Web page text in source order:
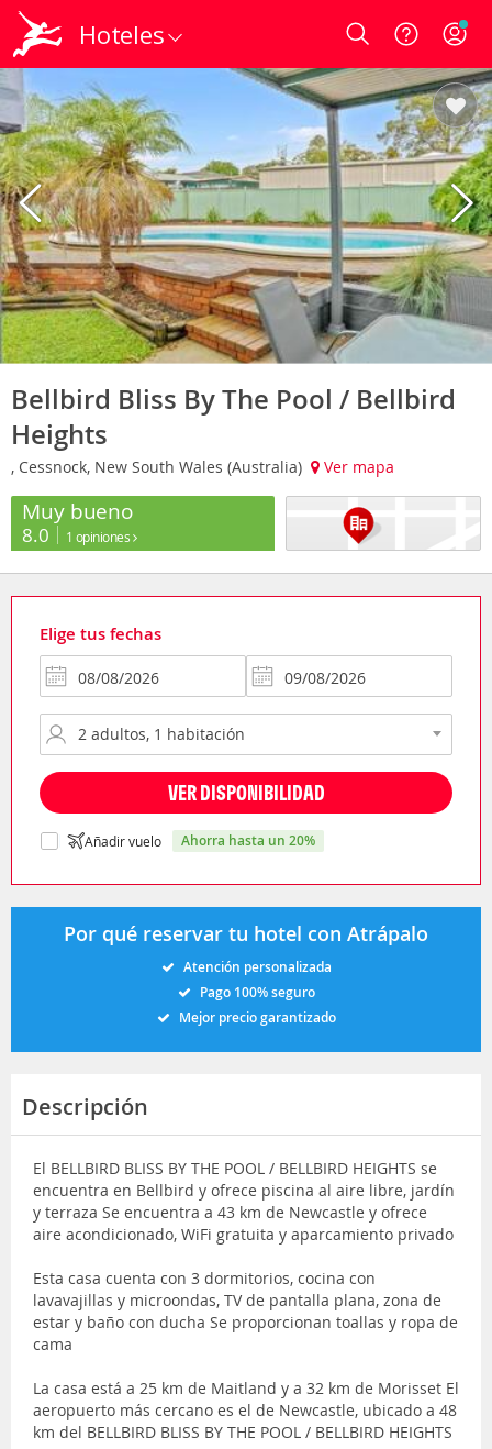
Hoteles Login
Bellbird Bliss By The Pool / Bellbird
Heights
, Cessnock, New South Wales (Australia) Ver mapa
Muy bueno
8.0 1 opiniones
Elige tus fechas
VER DISPONIBILIDAD
Añadir vuelo ahorra hasta un 20%
Por qué reservar tu hotel con Atrápalo
Atención personalizada
Pago 100% seguro
Mejor precio garantizado
Descripción
El BELLBIRD BLISS BY THE POOL / BELLBIRD HEIGHTS se
encuentra en Bellbird y ofrece piscina al aire libre, jardín
y terraza Se encuentra a 43 km de Newcastle y ofrece
aire acondicionado, WiFi gratuita y aparcamiento privado
Esta casa cuenta con 3 dormitorios, cocina con
lavavajillas y microondas, TV de pantalla plana, zona de
estar y baño con ducha Se proporcionan toallas y ropa de
cama
La casa está a 25 km de Maitland y a 32 km de Morisset El
aeropuerto más cercano es el de Newcastle, ubicado a 48
km del BELLBIRD BLISS BY THE POOL / BELLBIRD HEIGHTS